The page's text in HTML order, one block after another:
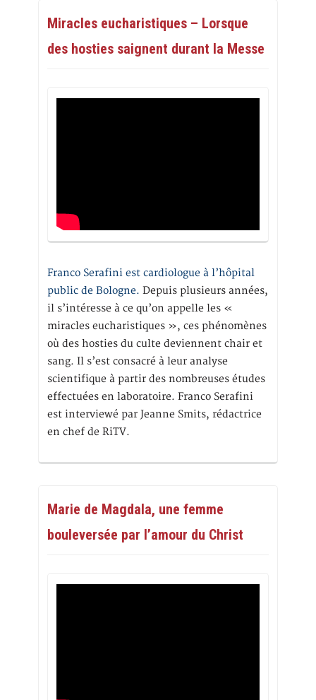
Miracles eucharistiques – Lorsque
des hosties saignent durant la Messe
Franco Serafini est cardiologue à l’hôpital
public de Bologne. Depuis plusieurs années,
il s’intéresse à ce qu’on appelle les «
miracles eucharistiques », ces phénomènes
où des hosties du culte deviennent chair et
sang. Il s’est consacré à leur analyse
scientifique à partir des nombreuses études
effectuées en laboratoire. Franco Serafini
est interviewé par Jeanne Smits, rédactrice
en chef de RiTV.
Marie de Magdala, une femme
bouleversée par l’amour du Christ